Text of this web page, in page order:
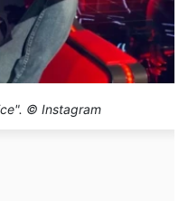
© Instagram